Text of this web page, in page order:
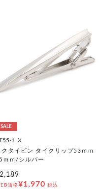
SALE
1_X
クタイピン タイクリップ53ｍｍ
ｍｍ/シルバー
価格¥1,970 税込